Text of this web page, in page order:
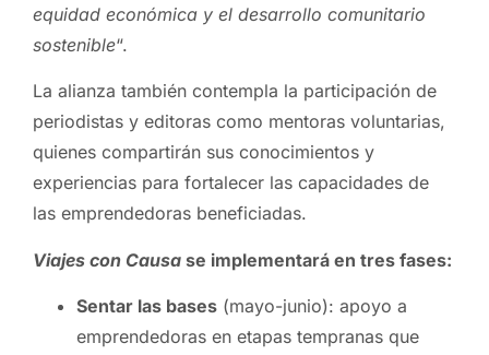
equidad económica y el desarrollo comunitario
sostenible“.
La alianza también contempla la participación de
periodistas y editoras como mentoras voluntarias,
quienes compartirán sus conocimientos y
experiencias para fortalecer las capacidades de
las emprendedoras beneficiadas.
Viajes con Causa se implementará en tres fases:
Sentar las bases (mayo-junio): apoyo a
emprendedoras en etapas tempranas que